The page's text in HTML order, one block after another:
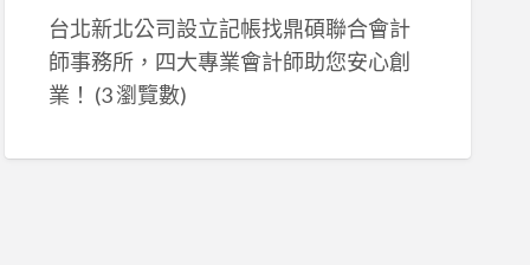
台北新北公司設立記帳找鼎碩聯合會計
師事務所，四大專業會計師助您安心創
業！ (3 瀏覽數)